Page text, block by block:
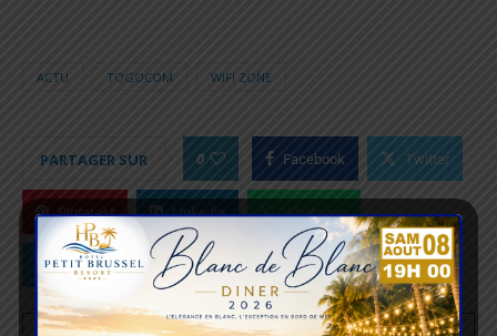
ACTU TOGOCOM WIFI ZONE
PARTAGER SUR 0 Facebook Twitter
Pinterest Linkedin Whatsapp
Telegram Skype Viber Email